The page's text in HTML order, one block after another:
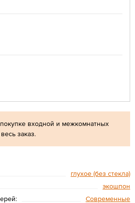
входной и межкомнатных
заказ.
глухое (без стекла)
экошпон
Современные